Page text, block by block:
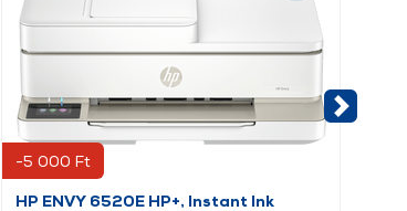
-5 000 Ft
HP ENVY 6520E HP+, Instant Ink